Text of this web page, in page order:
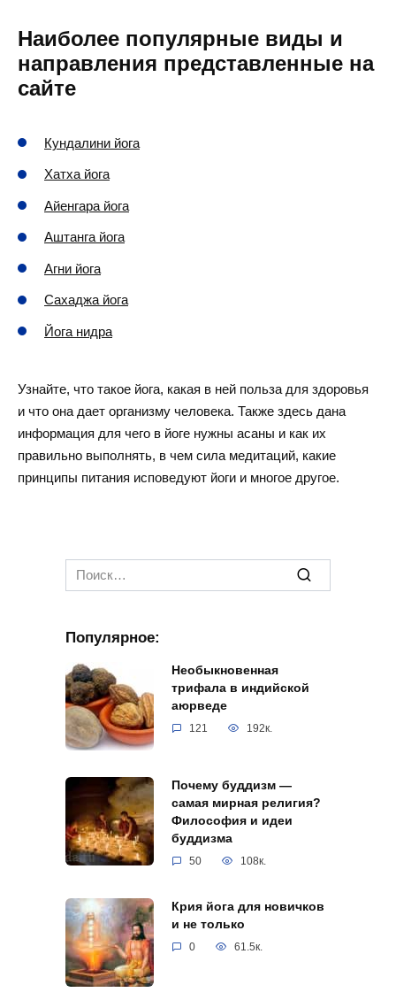
Наиболее популярные виды и
направления представленные на
сайте
Кундалини йога
Хатха йога
Айенгара йога
Аштанга йога
Агни йога
Сахаджа йога
Йога нидра
Узнайте, что такое йога, какая в ней польза для здоровья
и что она дает организму человека. Также здесь дана
информация для чего в йоге нужны асаны и как их
правильно выполнять, в чем сила медитаций, какие
принципы питания исповедуют йоги и многое другое.
Search
for:
Популярное:
Необыкновенная
трифала в индийской
аюрведе
121 192к.
Почему буддизм —
самая мирная религия?
Философия и идеи
буддизма
50 108к.
Крия йога для новичков
и не только
0 61.5к.